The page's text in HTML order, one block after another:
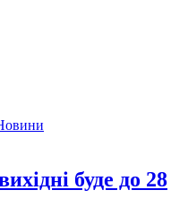
буде до 28